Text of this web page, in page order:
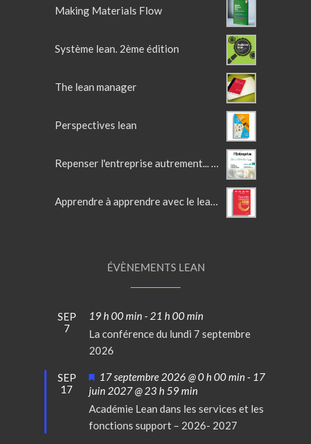
Making Materials Flow
Système lean. 2ème édition
The lean manager
Perspectives lean
Repenser l'entreprise autrement... avec le lean
Apprendre à apprendre avec le lean - accélérateur d'intelligence collective
ÉVÈNEMENTS LEAN
SEP
7
19 h 00 min- 21 h 00 min
La conférence du lundi 7 septembre
2026
SEP
17
Mis
en
avant
17 septembre 2026 @ 0 h 00 min- 17
juin 2027 @ 23 h 59 min
Académie Lean dans les services et les
fonctions support – 2026- 2027